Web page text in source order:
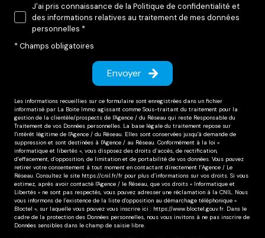
J'ai pris connaissance de la Politique de confidentialité et
des informations relatives au traitement de mes données
personnelles *
* Champs obligatoires
Envoyer
Les informations recueillies sur ce formulaire sont enregistrées dans un fichier
informatisé par La Boite Immo agissant comme Sous-traitant du traitement pour la
gestion de la clientèle/prospects de l'Agence / du Réseau qui reste Responsable du
Traitement de vos Données personnelles. La base légale du traitement repose sur
l'intérêt légitime de l'Agence / du Réseau. Elles sont conservées jusqu'à demande de
suppression et sont destinées à l'Agence / au Réseau. Conformément à la loi «
informatique et libertés », vous disposez des droits d’accès, de rectification,
d’effacement, d’opposition, de limitation et de portabilité de vos données. Vous pouvez
retirer votre consentement à tout moment en contactant directement l’Agence / Le
Réseau. Consultez le site https://cnil.fr/fr pour plus d’informations sur vos droits. Si vous
estimez, après avoir contacté l'Agence / le Réseau, que vos droits « Informatique et
Libertés » ne sont pas respectés, vous pouvez adresser une réclamation à la CNIL. Nous
vous informons de l’existence de la liste d'opposition au démarchage téléphonique «
Bloctel », sur laquelle vous pouvez vous inscrire ici : https://www.bloctel.gouv.fr. Dans le
cadre de la protection des Données personnelles, nous vous invitons à ne pas inscrire de
Données sensibles dans le champ de saisie libre.